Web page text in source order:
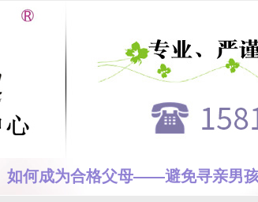
如何成为合格父母——避免寻亲男